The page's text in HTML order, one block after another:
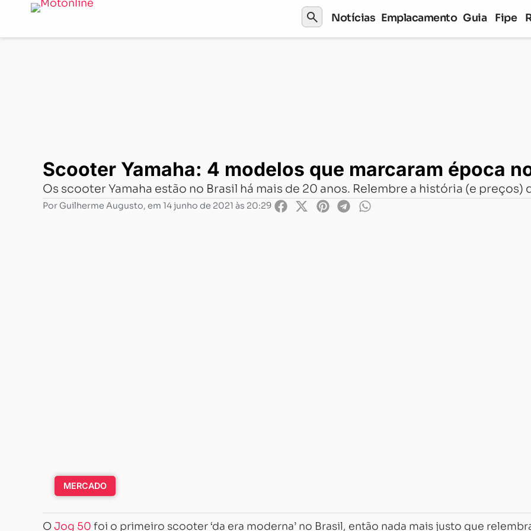
search Notícias Emplacamento Guia Fipe
Scooter Yamaha: 4 modelos que marcaram época no Brasil
Scooter Yamaha: 4 modelos que marcaram época
Os scooter Yamaha estão no Brasil há mais de 20 anos. Relembre a história (e preços)
Por Guilherme Augusto, em 14 junho de 2021 às 20:29
MERCADO
OJog 50 foi o primeiro scooter ‘da era moderna’ no Brasil, então nada mais justo que